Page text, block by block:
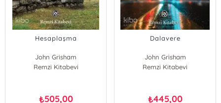
Hesaplaşma
John Grisham
Remzi Kitabevi
₺505,00
Dalavere
John Grisham
Remzi Kitabevi
₺445,00